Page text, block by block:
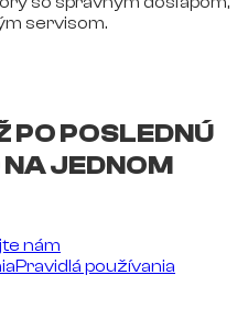
servisom.
PO POSLEDNÚ
JEDNOM
nám
Pravidlá používania